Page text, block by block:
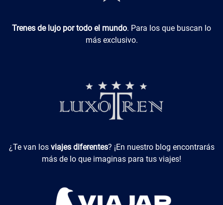
Luxotren
Trenes de lujo por todo el mundo. Para los que buscan lo
más exclusivo.
Viajes Diferentes
¿Te van los viajes diferentes? ¡En nuestro blog encontrarás
más de lo que imaginas para tus viajes!